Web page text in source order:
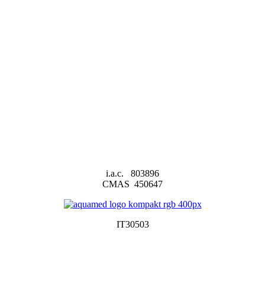
i.a.c. 803896
CMAS 450647
IT30503